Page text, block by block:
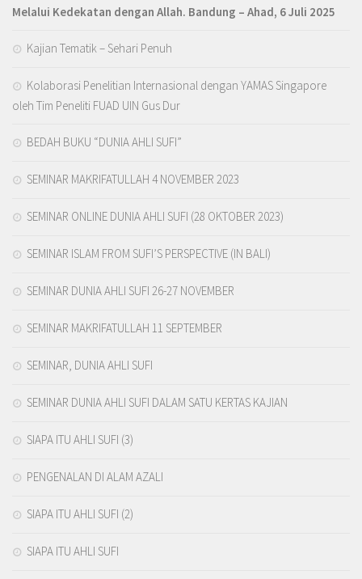
Melalui Kedekatan dengan Allah. Bandung – Ahad, 6 Juli 2025
Kajian Tematik – Sehari Penuh
Kolaborasi Penelitian Internasional dengan YAMAS Singapore
oleh Tim Peneliti FUAD UIN Gus Dur
BEDAH BUKU “DUNIA AHLI SUFI”
SEMINAR MAKRIFATULLAH 4 NOVEMBER 2023
SEMINAR ONLINE DUNIA AHLI SUFI (28 OKTOBER 2023)
SEMINAR ISLAM FROM SUFI’S PERSPECTIVE (IN BALI)
SEMINAR DUNIA AHLI SUFI 26-27 NOVEMBER
SEMINAR MAKRIFATULLAH 11 SEPTEMBER
SEMINAR, DUNIA AHLI SUFI
SEMINAR DUNIA AHLI SUFI DALAM SATU KERTAS KAJIAN
SIAPA ITU AHLI SUFI (3)
PENGENALAN DI ALAM AZALI
SIAPA ITU AHLI SUFI (2)
SIAPA ITU AHLI SUFI